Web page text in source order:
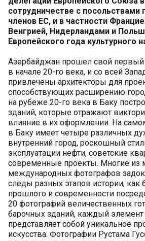
сотрудничестве с посольствами
членов ЕС, и в частности
Венгрией, Нидерландами и
Европейского года культурного
Азербайджан прошел свой
в начале 20-го века, и со всей
привлечены архитекторы для
способствующих расширению
на рубеже 20-го века в Баку
зданий, которые отражают
влияние в их оформлении. На
в Баку имеет четыре различных
внутренний город, роскошный
эксплуатации нефти, советские
современные проекты. Многие из
международных фотографов
следы разных этапов истории, как
прошлого и современности
20 фотографий величественных
барочных зданий, каждый
представляет собой уникальное
искусства. Фотографии Рустама